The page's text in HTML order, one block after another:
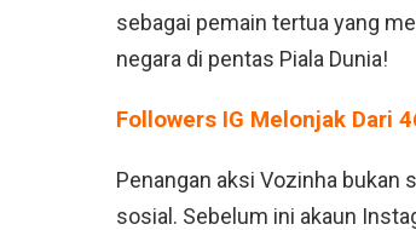
sebagai pemain tertua yang
negara di pentas Piala Dunia!
Followers IG Melonjak Dari
Penangan aksi Vozinha bukan
sosial. Sebelum ini akaun